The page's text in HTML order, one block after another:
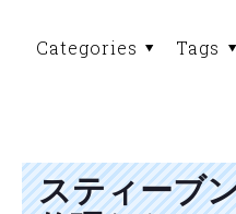
Categories Tags
スティーブ